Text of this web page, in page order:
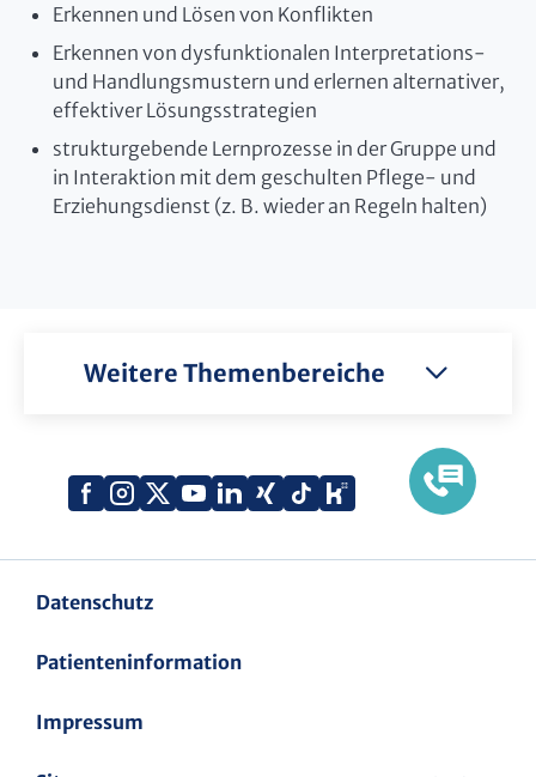
Erkennen und Lösen von Konflikten
Erkennen von dysfunktionalen Interpretations-
und Handlungsmustern und erlernen alternativer,
effektiver Lösungsstrategien
strukturgebende Lernprozesse in der Gruppe und
in Interaktion mit dem geschulten Pflege- und
Erziehungsdienst (z. B. wieder an Regeln halten)
Weitere Themenbereiche
Facebook
Instagram
X
YouTube
LinkedIn
Xing TiktokKununu
Datenschutz
Patienteninformation
Impressum